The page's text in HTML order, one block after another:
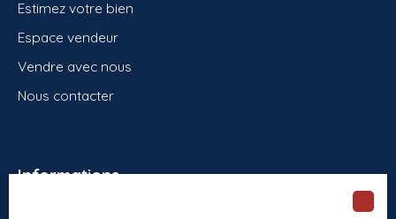
Estimez votre bien
Espace vendeur
Vendre avec nous
Nous contacter
Informations